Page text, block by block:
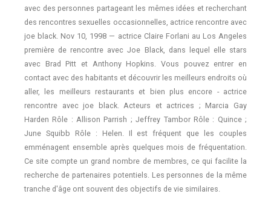
avec des personnes partageant les mêmes idées et recherchant
des rencontres sexuelles occasionnelles, actrice rencontre avec
joe black. Nov 10, 1998 — actrice Claire Forlani au Los Angeles
première de rencontre avec Joe Black, dans lequel elle stars
avec Brad Pitt et Anthony Hopkins. Vous pouvez entrer en
contact avec des habitants et découvrir les meilleurs endroits où
aller, les meilleurs restaurants et bien plus encore - actrice
rencontre avec joe black. Acteurs et actrices ; Marcia Gay
Harden Rôle : Allison Parrish ; Jeffrey Tambor Rôle : Quince ;
June Squibb Rôle : Helen. Il est fréquent que les couples
emménagent ensemble après quelques mois de fréquentation.
Ce site compte un grand nombre de membres, ce qui facilite la
recherche de partenaires potentiels. Les personnes de la même
tranche d'âge ont souvent des objectifs de vie similaires.